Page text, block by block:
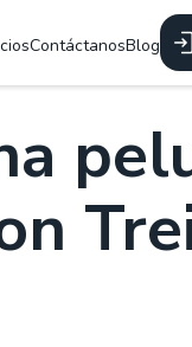
ContáctanosBlog